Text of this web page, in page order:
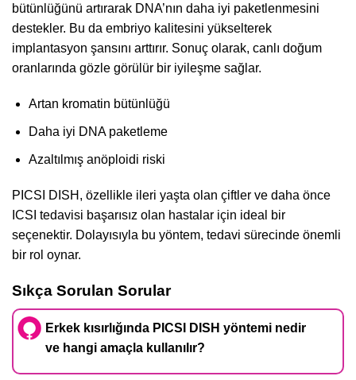
bütünlüğünü artırarak DNA’nın daha iyi paketlenmesini
destekler. Bu da embriyo kalitesini yükselterek
implantasyon şansını arttırır. Sonuç olarak, canlı doğum
oranlarında gözle görülür bir iyileşme sağlar.
Artan kromatin bütünlüğü
Daha iyi DNA paketleme
Azaltılmış anöploidi riski
PICSI DISH, özellikle ileri yaşta olan çiftler ve daha önce
ICSI tedavisi başarısız olan hastalar için ideal bir
seçenektir. Dolayısıyla bu yöntem, tedavi sürecinde önemli
bir rol oynar.
Sıkça Sorulan Sorular
Erkek kısırlığında PICSI DISH yöntemi nedir
ve hangi amaçla kullanılır?